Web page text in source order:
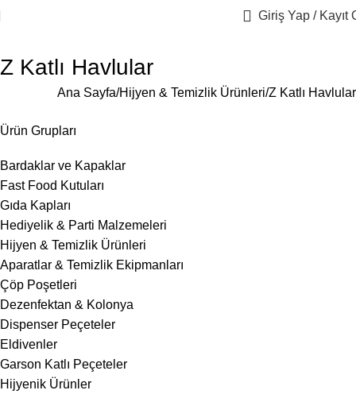
Giriş Yap / Kayıt
Z Katlı Havlular
Ana Sayfa Hijyen & Temizlik Ürünleri Z Katlı Havlular
Ürün Grupları
Bardaklar ve Kapaklar
Fast Food Kutuları
Gıda Kapları
Hediyelik & Parti Malzemeleri
Hijyen & Temizlik Ürünleri
Aparatlar & Temizlik Ekipmanları
Çöp Poşetleri
Dezenfektan & Kolonya
Dispenser Peçeteler
Eldivenler
Garson Katlı Peçeteler
Hijyenik Ürünler